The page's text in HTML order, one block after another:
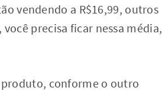
vendendo a R$16,99, outros
você precisa ficar nessa média,
produto, conforme o outro